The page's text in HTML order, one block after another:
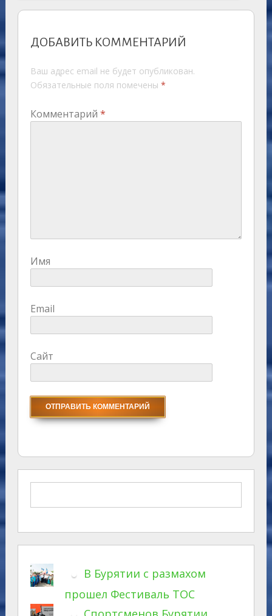
ДОБАВИТЬ КОММЕНТАРИЙ
Ваш адрес email не будет опубликован.
Обязательные поля помечены *
Комментарий *
Имя
Email
Сайт
В Бурятии с размахом
прошел Фестиваль ТОС